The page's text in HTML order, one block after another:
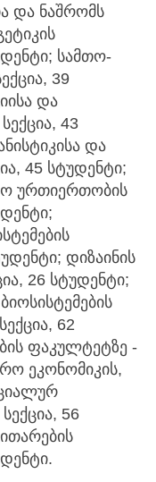
და ნაშრომს
სამთო-
39
და
43
და
45 სტუდენტი;
ურთიერთობის
დიზაინის
26 სტუდენტი;
62
ფაკულტეტზე -
ეკონომიკის,
56